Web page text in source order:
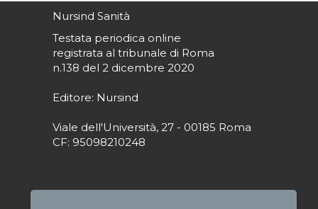
Nursind Sanità
Testata periodica online
registrata al tribunale di Roma
n.138 del 2 dicembre 2020
Editore: Nursind
Viale dell'Università, 27 - 00185 Roma
CF: 95098210248